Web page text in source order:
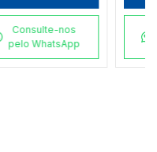
Consulte-nos
pelo WhatsApp